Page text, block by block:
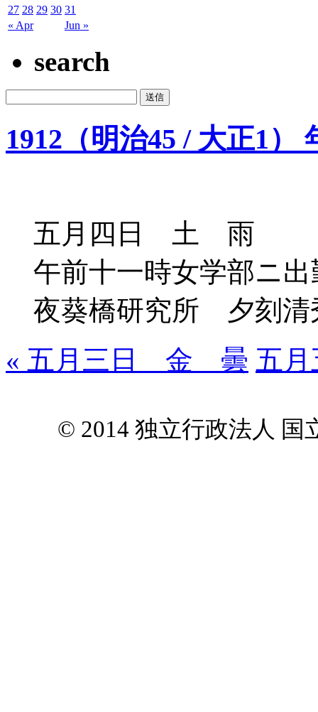
« Apr Jun »
27 28 29 30 31
search
1912（明治45 / 大正1）
五月四日 土 雨
午前十一時女学部ニ
夜葵橋研究所 夕刻清
« 五月三日 金 曇 五
© 2014 独立行政法人 国